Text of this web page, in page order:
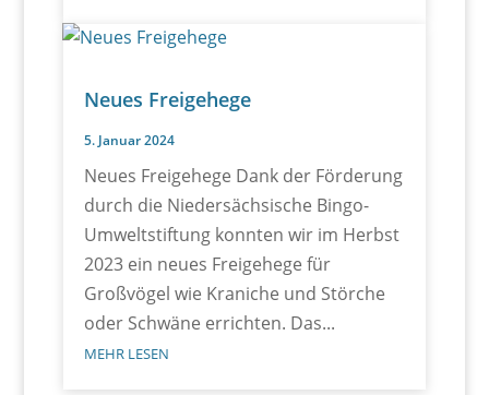
Neues Freigehege
5. Januar 2024
Neues Freigehege Dank der Förderung
durch die Niedersächsische Bingo-
Umweltstiftung konnten wir im Herbst
2023 ein neues Freigehege für
Großvögel wie Kraniche und Störche
oder Schwäne errichten. Das...
MEHR LESEN